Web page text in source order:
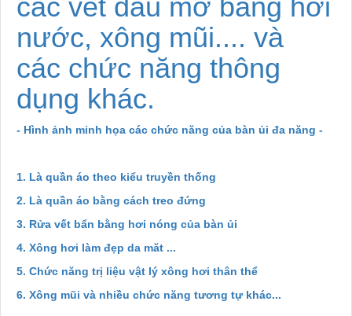
các vết dầu mỡ bằng hơi
nước, xông mũi.... và
các chức năng thông
dụng khác.
- Hình ảnh minh họa các chức năng của bàn ủi đa năng -
1. Là quần áo theo kiểu truyền thống
2. Là quần áo bằng cách treo đứng
3. Rửa vết bẩn bằng hơi nóng của bàn ủi
4. Xông hơi làm đẹp da măt ...
5. Chức năng trị liệu vật lý xông hơi thân thể
6. Xông mũi và nhiều chức năng tương tự khác...